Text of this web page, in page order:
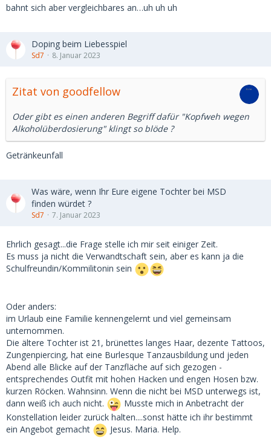
bahnt sich aber vergleichbares an…uh uh uh
Doping beim Liebesspiel
Sd7 8. Januar 2023
Zitat von goodfellow
Oder gibt es einen anderen Begriff dafür "Kopfweh wegen
Alkoholüberdosierung" klingt so blöde ?
Getränkeunfall
Was wäre, wenn Ihr Eure eigene Tochter bei MSD
finden würdet ?
Sd7 7. Januar 2023
Ehrlich gesagt...die Frage stelle ich mir seit einiger Zeit.
Es muss ja nicht die Verwandtschaft sein, aber es kann ja die
Schulfreundin/Kommilitonin sein
Oder anders:
im Urlaub eine Familie kennengelernt und viel gemeinsam
unternommen.
Die ältere Tochter ist 21, brünettes langes Haar, dezente Tattoos,
Zungenpiercing, hat eine Burlesque Tanzausbildung und jeden
Abend alle Blicke auf der Tanzfläche auf sich gezogen -
entsprechendes Outfit mit hohen Hacken und engen Hosen bzw.
kurzen Röcken. Wahnsinn. Wenn die nicht bei MSD unterwegs ist,
dann weiß ich auch nicht.
Musste mich in Anbetracht der
Konstellation leider zurück halten....sonst hätte ich ihr bestimmt
ein Angebot gemacht
Jesus. Maria. Help.